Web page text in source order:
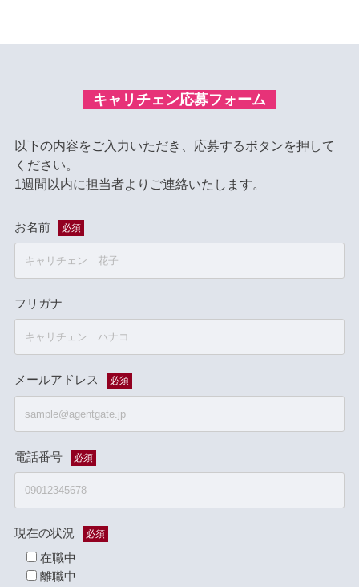
キャリチェン応募フォーム
以下の内容をご入力いただき、応募するボタンを押して
ください。
1週間以内に担当者よりご連絡いたします。
お名前 必須
フリガナ
メールアドレス 必須
電話番号 必須
現在の状況 必須
在職中
離職中